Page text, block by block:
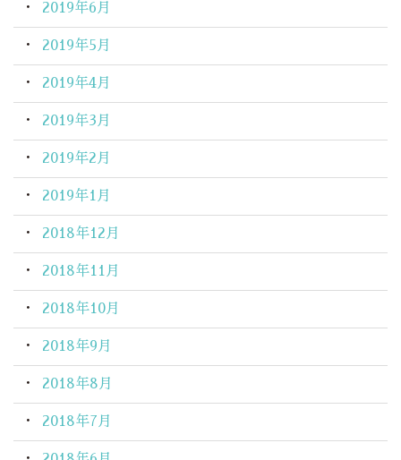
2019年6月
2019年5月
2019年4月
2019年3月
2019年2月
2019年1月
2018年12月
2018年11月
2018年10月
2018年9月
2018年8月
2018年7月